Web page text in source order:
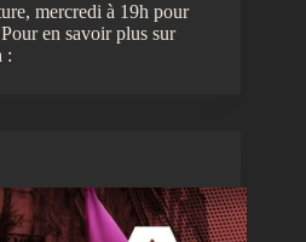
mercredi à 19h pour
en savoir plus sur
: